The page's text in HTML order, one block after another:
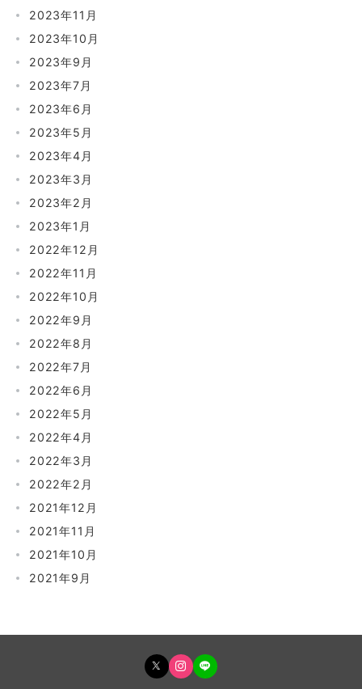
2023年11月
2023年10月
2023年9月
2023年7月
2023年6月
2023年5月
2023年4月
2023年3月
2023年2月
2023年1月
2022年12月
2022年11月
2022年10月
2022年9月
2022年8月
2022年7月
2022年6月
2022年5月
2022年4月
2022年3月
2022年2月
2021年12月
2021年11月
2021年10月
2021年9月